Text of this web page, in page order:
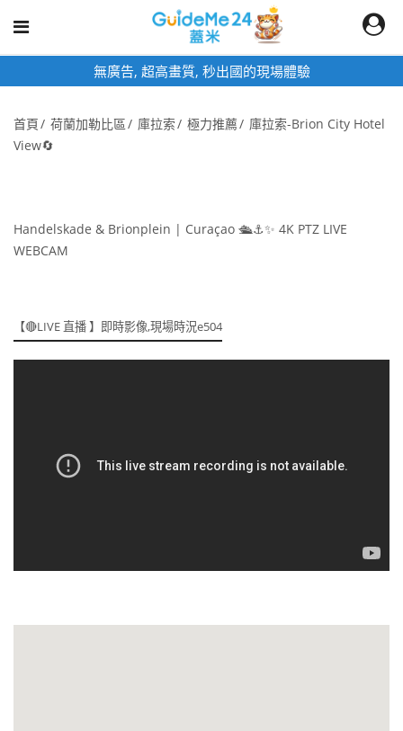
即時影像頁面為固定網址,加入桌面快
首頁 荷蘭加勒比區 庫拉索 極力推薦
庫拉索-Brion City Hotel
View🔄
Handelskade & Brionplein | Curaçao 🛳️⚓️✨ 4K PTZ LIVE
WEBCAM
【🔴LIVE 直播 】即時影像,現場時況e504